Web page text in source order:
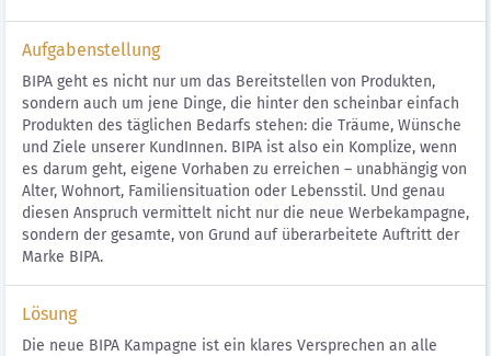
Aufgabenstellung
BIPA geht es nicht nur um das Bereitstellen von Produkten,
sondern auch um jene Dinge, die hinter den scheinbar einfach
Produkten des täglichen Bedarfs stehen: die Träume, Wünsche
und Ziele unserer KundInnen. BIPA ist also ein Komplize, wenn
es darum geht, eigene Vorhaben zu erreichen – unabhängig von
Alter, Wohnort, Familiensituation oder Lebensstil. Und genau
diesen Anspruch vermittelt nicht nur die neue Werbekampagne,
sondern der gesamte, von Grund auf überarbeitete Auftritt der
Marke BIPA.
Lösung
Die neue BIPA Kampagne ist ein klares Versprechen an alle